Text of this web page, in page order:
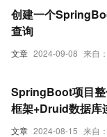
文章 2024-09-08 来自
创建一个
查询
文章 2024-08-15 来自
SpringBoot项目
框架+Druid数据库
改查功能